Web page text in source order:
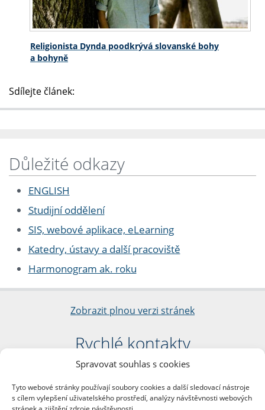
Spravovat souhlas s cookies
Tyto webové stránky používají soubory cookies a další sledovací nástroje
s cílem vylepšení uživatelského prostředí, analýzy návštěvnosti webových
Religionista Dynda poodkrývá slovanské bohy
a bohyně
Sdílejte článek:
Důležité odkazy
ENGLISH
Studijní oddělení
SIS, webové aplikace, eLearning
Katedry, ústavy a další pracoviště
Harmonogram ak. roku
Zobrazit plnou verzi stránek
Rychlé kontakty
Filozofická fakulta
nám. Jana Palacha 1/2
116 38 Praha 1